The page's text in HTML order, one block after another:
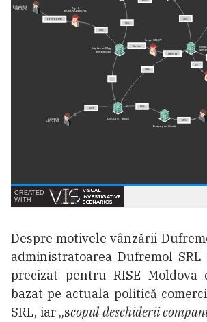
Despre motivele vânzării
administratoarea Dufremol
precizat pentru RISE Moldova
bazat pe actuala politică
SRL, iar „scopul deschiderii